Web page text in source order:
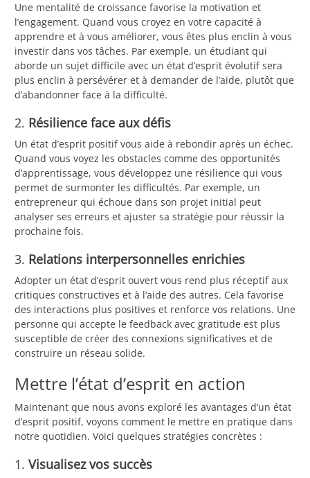
Une mentalité de croissance favorise la motivation et
l’engagement. Quand vous croyez en votre capacité à
apprendre et à vous améliorer, vous êtes plus enclin à vous
investir dans vos tâches. Par exemple, un étudiant qui
aborde un sujet difficile avec un état d’esprit évolutif sera
plus enclin à persévérer et à demander de l’aide, plutôt que
d’abandonner face à la difficulté.
2. Résilience face aux défis
Un état d’esprit positif vous aide à rebondir après un échec.
Quand vous voyez les obstacles comme des opportunités
d’apprentissage, vous développez une résilience qui vous
permet de surmonter les difficultés. Par exemple, un
entrepreneur qui échoue dans son projet initial peut
analyser ses erreurs et ajuster sa stratégie pour réussir la
prochaine fois.
3. Relations interpersonnelles enrichies
Adopter un état d’esprit ouvert vous rend plus réceptif aux
critiques constructives et à l’aide des autres. Cela favorise
des interactions plus positives et renforce vos relations. Une
personne qui accepte le feedback avec gratitude est plus
susceptible de créer des connexions significatives et de
construire un réseau solide.
Mettre l’état d’esprit en action
Maintenant que nous avons exploré les avantages d’un état
d’esprit positif, voyons comment le mettre en pratique dans
notre quotidien. Voici quelques stratégies concrètes :
1. Visualisez vos succès